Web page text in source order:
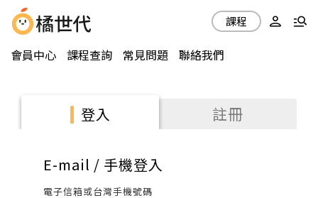
會員中心 課程查詢 常見問題 聯絡我們
課程
登入 註冊
E-mail / 手機登入
電子信箱或台灣手機號碼